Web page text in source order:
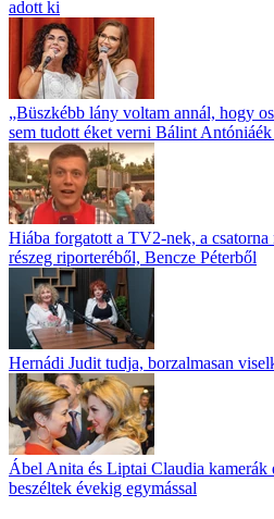
adott ki
„Büszkébb lány voltam annál, hogy
sem tudott éket verni Bálint Antóniáék
Hiába forgatott a TV2-nek, a
részeg riporteréből, Bencze Péterből
Hernádi Judit tudja, borzalmasan
Ábel Anita és Liptai Claudia kamerák
beszéltek évekig egymással